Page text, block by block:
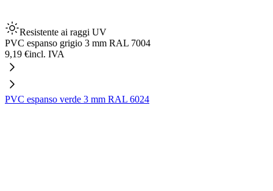
Resistente ai raggi UV
PVC espanso grigio 3 mm RAL 7004
9,19 €incl. IVA
PVC espanso verde 3 mm RAL 6024